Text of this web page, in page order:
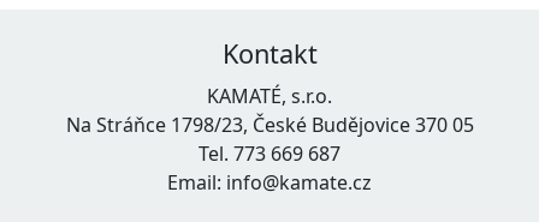
Kontakt
KAMATÉ, s.r.o.
Na Stráňce 1798/23, České Budějovice 370 05
Tel. 773 669 687
Email: info@kamate.cz